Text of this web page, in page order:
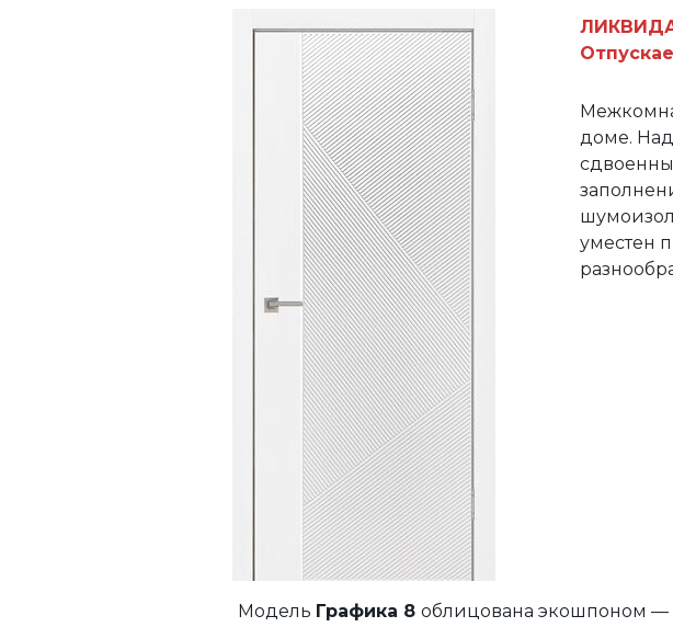
Двери с ABS кромкой
Строительные двери
Двери для бани и сауны
Раздвижные двери
доме.
уместен
Модель Графика 8 облицована экошпоном —